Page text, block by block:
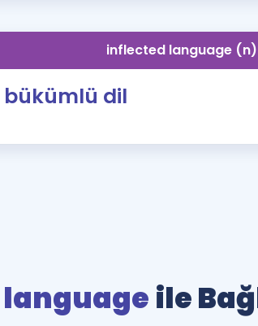
inflected language (n)
bükümlü dil
ile